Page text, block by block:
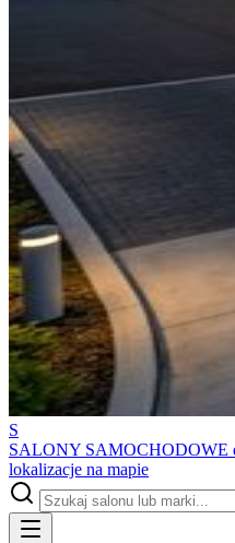
S
SALONY SAMOCHODOWE
lokalizacje na mapie